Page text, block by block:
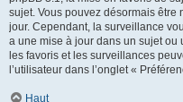
sujet. Vous pouvez désormais être
jour. Cependant, la surveillance
a une mise à jour dans un sujet
les favoris et les surveillances
l’utilisateur dans l’onglet «
Haut